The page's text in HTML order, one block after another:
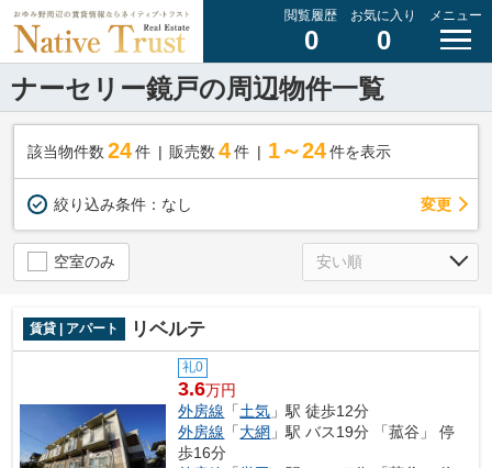
閲覧履歴
0
お気に入り
0
メニュー
ナーセリー鏡戸の周辺物件一覧
該当物件数 24件 販売数 4 件 1～24 件を表示
絞り込み条件： なし 変更
空室のみ
賃貸 | アパート リベルテ
礼0
3.6万円
外房線 「土気 」駅 徒歩12分
外房線 「大網 」駅 バス19分 「菰谷」 停
歩16分